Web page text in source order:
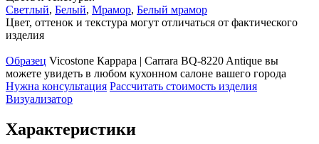
Светлый, Белый, Мрамор, Белый мрамор
Цвет, оттенок и текстура могут отличаться от фактического
изделия
Образец Vicostone Каррара | Carrara BQ-8220 Antique вы
можете увидеть в любом кухонном салоне вашего города
Нужна консультация Рассчитать стоимость изделия
Визуализатор
Характеристики